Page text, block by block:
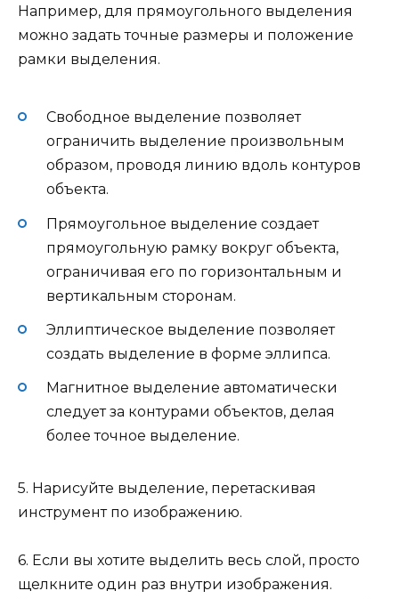
Например, для прямоугольного выделения
можно задать точные размеры и положение
рамки выделения.
Свободное выделение позволяет
ограничить выделение произвольным
образом, проводя линию вдоль контуров
объекта.
Прямоугольное выделение создает
прямоугольную рамку вокруг объекта,
ограничивая его по горизонтальным и
вертикальным сторонам.
Эллиптическое выделение позволяет
создать выделение в форме эллипса.
Магнитное выделение автоматически
следует за контурами объектов, делая
более точное выделение.
5. Нарисуйте выделение, перетаскивая
инструмент по изображению.
6. Если вы хотите выделить весь слой, просто
щелкните один раз внутри изображения.